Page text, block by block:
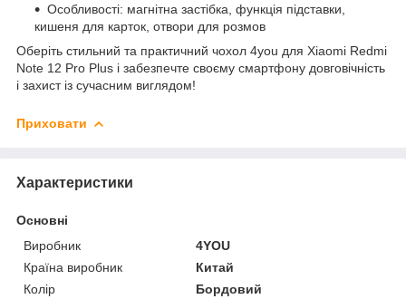
Особливості: магнітна застібка, функція підставки,
кишеня для карток, отвори для розмов
Оберіть стильний та практичний чохол 4you для Xiaomi Redmi
Note 12 Pro Plus і забезпечте своєму смартфону довговічність
і захист із сучасним виглядом!
Приховати
Характеристики
Основні
Виробник
4YOU
Країна виробник
Китай
Колір
Бордовий